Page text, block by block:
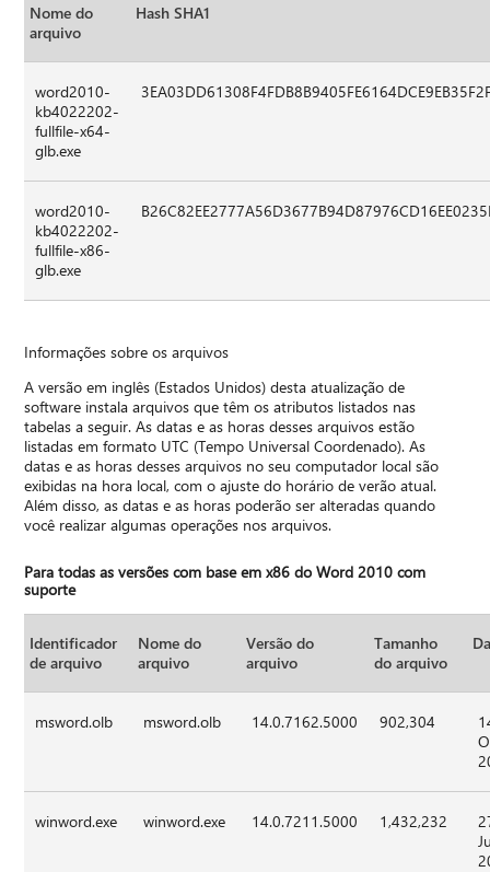
Nome do
arquivo
Hash SHA1
word2010-
kb4022202-
fullfile-x64-
glb.exe
word2010-
kb4022202-
fullfile-x86-
glb.exe
Informações sobre os arquivos
A versão em inglês (Estados Unidos) desta atualização de
software instala arquivos que têm os atributos listados nas
tabelas a seguir. As datas e as horas desses arquivos estão
listadas em formato UTC (Tempo Universal Coordenado). As
datas e as horas desses arquivos no seu computador local são
exibidas na hora local, com o ajuste do horário de verão atual.
Além disso, as datas e as horas poderão ser alteradas quando
você realizar algumas operações nos arquivos.
Para todas as versões com base em x86 do Word 2010 com
suporte
Identificador
de arquivo
Nome do
arquivo
Versão do
arquivo
Tamanho
do arquivo
msword.olb msword.olb 14.0.7162.5000 902,304
winword.exe winword.exe 14.0.7211.5000 1,432,232